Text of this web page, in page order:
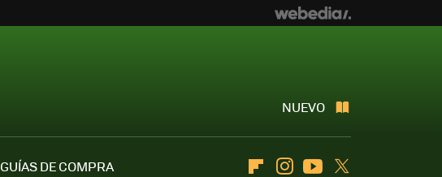
NUEVO
GUÍAS DE COMPRA
FlipboardInstagramYoutube